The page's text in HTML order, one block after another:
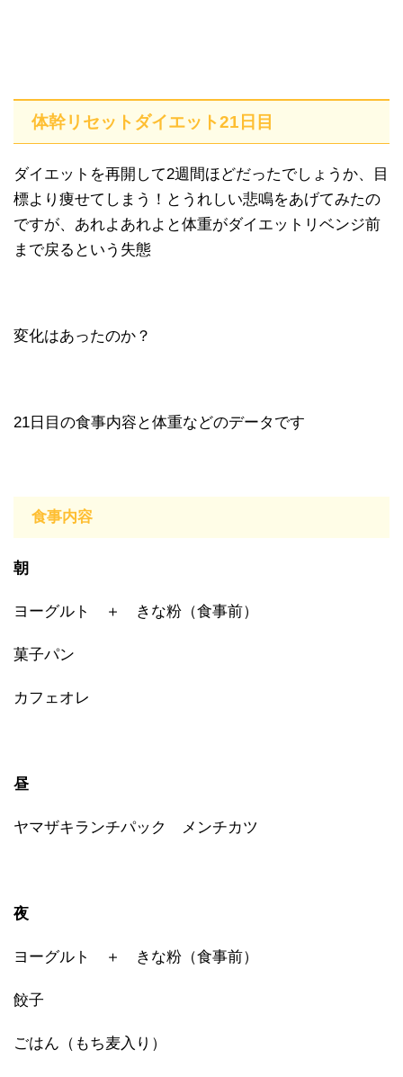
体幹リセットダイエット21日目
ダイエットを再開して2週間ほどだったでしょうか、目
標より痩せてしまう！とうれしい悲鳴をあげてみたの
ですが、あれよあれよと体重がダイエットリベンジ前
まで戻るという失態
変化はあったのか？
21日目の食事内容と体重などのデータです
食事内容
朝
ヨーグルト ＋ きな粉（食事前）
菓子パン
カフェオレ
昼
ヤマザキランチパック メンチカツ
夜
ヨーグルト ＋ きな粉（食事前）
餃子
ごはん（もち麦入り）